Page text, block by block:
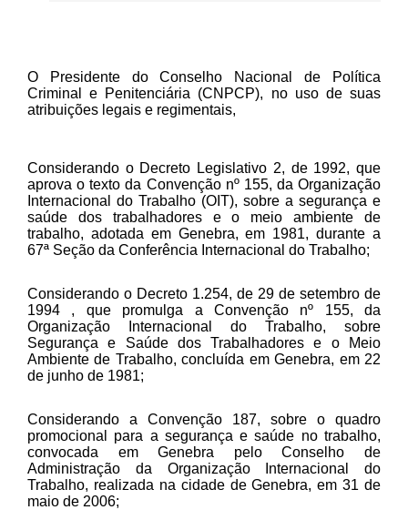
O Presidente do Conselho Nacional de Política
Criminal e Penitenciária (CNPCP), no uso de suas
atribuições legais e regimentais,
Considerando o Decreto Legislativo 2, de 1992, que
aprova o texto da Convenção nº 155, da Organização
Internacional do Trabalho (OIT), sobre a segurança e
saúde dos trabalhadores e o meio ambiente de
trabalho, adotada em Genebra, em 1981, durante a
67ª Seção da Conferência Internacional do Trabalho;
Considerando o Decreto 1.254, de 29 de setembro de
1994 , que promulga a Convenção nº 155, da
Organização Internacional do Trabalho, sobre
Segurança e Saúde dos Trabalhadores e o Meio
Ambiente de Trabalho, concluída em Genebra, em 22
de junho de 1981;
Considerando a Convenção 187, sobre o quadro
promocional para a segurança e saúde no trabalho,
convocada em Genebra pelo Conselho de
Administração da Organização Internacional do
Trabalho, realizada na cidade de Genebra, em 31 de
maio de 2006;